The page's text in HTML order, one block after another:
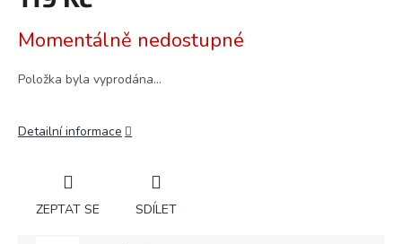
cena:
Momentálně nedostupné
Položka byla vyprodána…
Detailní informace
ZEPTAT SE SDÍLET